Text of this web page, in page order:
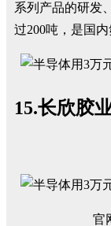
系列产品的研发
过200吨，是国
15.长欣胶
官